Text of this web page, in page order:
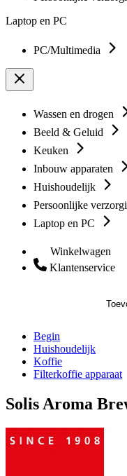
Laptop en PC
PC/Multimedia
Wassen en drogen
Beeld & Geluid
Keuken
Inbouw apparaten
Huishoudelijk
Persoonlijke
Laptop en PC
Winkelwagen
Klantenservice
Begin
Huishoudelijk
Koffie
Filterkoffie apparaat
Solis Aroma